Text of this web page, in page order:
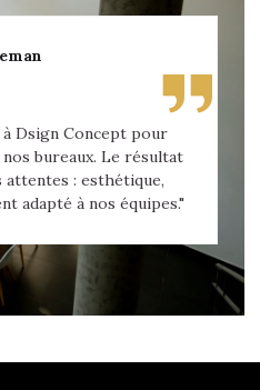
Dsign Concept pour
bureaux. Le résultat
attentes : esthétique,
adapté à nos équipes."